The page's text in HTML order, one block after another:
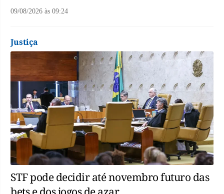
09/08/2026 às 09:24
Justiça
STF pode decidir até novembro futuro das